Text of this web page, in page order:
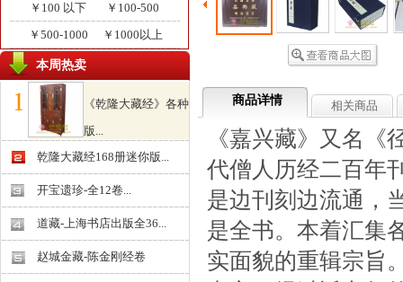
￥100 以下
￥100-500
￥500-1000
￥1000以上
本周热卖
《乾隆大藏经》各种
版...
￥0.000
乾隆大藏经168册迷你版...
开宝遗珍-全12卷...
道藏-上海书店出版全36...
赵城金藏-陈金刚经卷
商品详情 相关商品
《嘉兴藏》又名
代僧人历经二百年
是边刊刻边流通，
是全书。本着汇集
实面貌的重辑宗旨